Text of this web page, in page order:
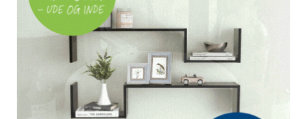
MÅL
78-80 × 195 cm (B × H)
Profil kan justeres 2 cm i bredden
Justérbar 70-120 cm